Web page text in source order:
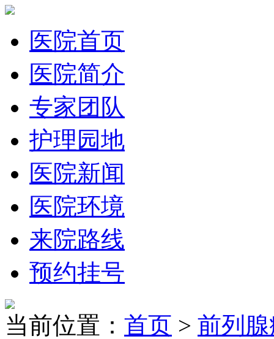
医院首页
医院简介
专家团队
护理园地
医院新闻
医院环境
来院路线
预约挂号
当前位置： 首页 > 前列